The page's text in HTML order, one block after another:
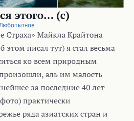
этого… (с)
Страха» Майкла Крайтона
этом писал тут) я стал весьма
ко всем природным
аль им малость
за последние 40 лет
практически
ряда азиатских стран и